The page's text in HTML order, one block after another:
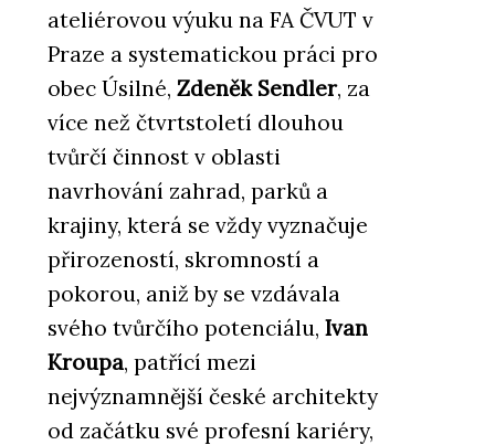
ateliérovou výuku na FA ČVUT v
Praze a systematickou práci pro
obec Úsilné, Zdeněk Sendler, za
více než čtvrtstoletí dlouhou
tvůrčí činnost v oblasti
navrhování zahrad, parků a
krajiny, která se vždy vyznačuje
přirozeností, skromností a
pokorou, aniž by se vzdávala
svého tvůrčího potenciálu, Ivan
Kroupa, patřící mezi
nejvýznamnější české architekty
od začátku své profesní kariéry,